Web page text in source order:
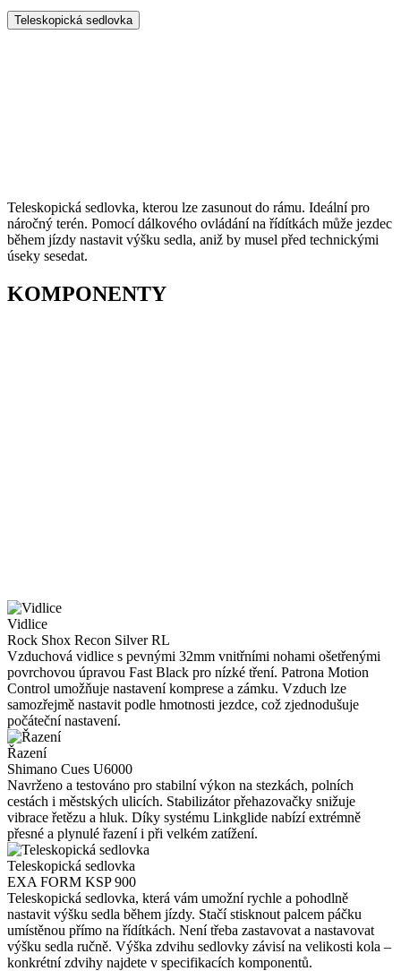
Teleskopická sedlovka
Teleskopická sedlovka, kterou lze zasunout do rámu. Ideální pro
náročný terén. Pomocí dálkového ovládání na řídítkách může jezdec
během jízdy nastavit výšku sedla, aniž by musel před technickými
úseky sesedat.
KOMPONENTY
Vidlice
Rock Shox Recon Silver RL
Vzduchová vidlice s pevnými 32mm vnitřními nohami ošetřenými
povrchovou úpravou Fast Black pro nízké tření. Patrona Motion
Control umožňuje nastavení komprese a zámku. Vzduch lze
samozřejmě nastavit podle hmotnosti jezdce, což zjednodušuje
počáteční nastavení.
Řazení
Shimano Cues U6000
Navrženo a testováno pro stabilní výkon na stezkách, polních
cestách i městských ulicích. Stabilizátor přehazovačky snižuje
vibrace řetězu a hluk. Díky systému Linkglide nabízí extrémně
přesné a plynulé řazení i při velkém zatížení.
Teleskopická sedlovka
EXA FORM KSP 900
Teleskopická sedlovka, která vám umožní rychle a pohodlně
nastavit výšku sedla během jízdy. Stačí stisknout palcem páčku
umístěnou přímo na řídítkách. Není třeba zastavovat a nastavovat
výšku sedla ručně. Výška zdvihu sedlovky závisí na velikosti kola –
konkrétní zdvihy najdete v specifikacích komponentů.